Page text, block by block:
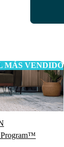
MÁS VENDIDO
Program™